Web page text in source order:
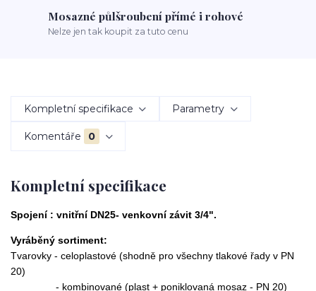
Mosazné půlšroubení přímé i rohové
Nelze jen tak koupit za tuto cenu
Kompletní specifikace Parametry
Komentáře 0
Kompletní specifikace
Spojení : vnitřní DN25- venkovní závit 3/4".
Vyráběný sortiment:
Tvarovky - celoplastové (shodně pro všechny tlakové řady v PN
20)
- kombinované (plast + poniklovaná mosaz - PN 20)